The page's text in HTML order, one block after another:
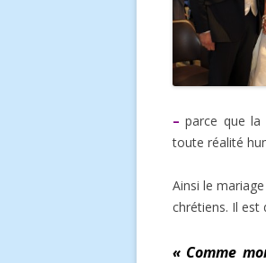
– parce que la
toute réalité
Ainsi le
chrétiens. Il est
« Comme